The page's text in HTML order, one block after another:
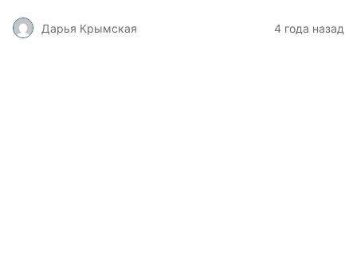
Дарья Крымская 4 года назад